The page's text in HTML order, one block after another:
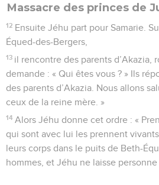
Massacre des princes de
12 Ensuite Jéhu part pour Samarie.
Équed-des-Bergers,
13 il rencontre des parents d’Akazia,
demande : « Qui êtes vous ? » Ils
des parents d’Akazia. Nous allons
ceux de la reine mère. »
14 Alors Jéhu donne cet ordre : «
qui sont avec lui les prennent
leurs corps dans le puits de Beth-
hommes, et Jéhu ne laisse personne